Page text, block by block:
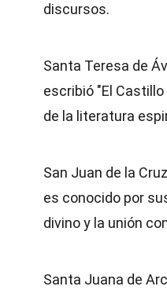
discursos.
Santa Teresa de
escribió "El
de la literatura
San Juan de la
es conocido por
divino y la unión
Santa Juana de